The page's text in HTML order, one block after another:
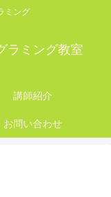
ミング
ラミング教室
講師紹介
お問い合わせ